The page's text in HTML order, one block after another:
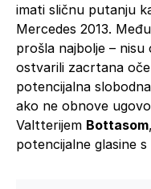
imati sličnu putanju
Mercedes 2013.
prošla najbolje – nisu
ostvarili zacrtana
potencijalna
ako ne obnove
Valtterijem Bottasom
potencijalne glasine